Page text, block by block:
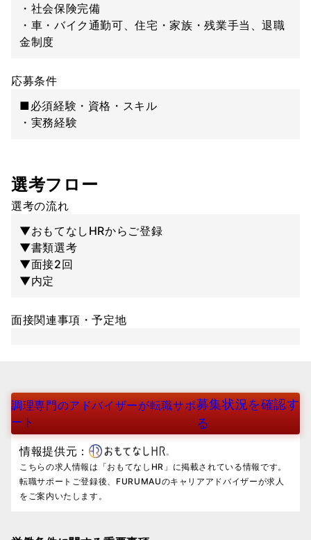
・社会保険完備
・車・バイク通勤可、住宅・家族・残業手当、退職
金制度
応募条件
■必須経験・資格・スキル
・実務経験
選考フロー
選考の流れ
▼おもてなしHRからご登録
▼書類選考
▼面接2回
▼内定
面接関連事項・予定地
調理専門のアドバイザーが転職サポ
ート
募集状況を確認す
る
情報提供元：
こちらの求人情報は「おもてなしHR」に掲載されている情報です。
転職サポートご登録後、FURUMAUのキャリアアドバイザーが求人
をご案内いたします。